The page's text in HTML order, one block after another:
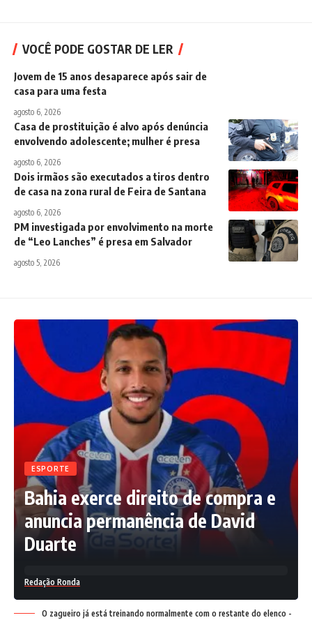
VOCÊ PODE GOSTAR DE LER
Jovem de 15 anos desaparece após sair de
casa para uma festa
agosto 6, 2026
Casa de prostituição é alvo após denúncia
envolvendo adolescente; mulher é presa
agosto 6, 2026
Dois irmãos são executados a tiros dentro
de casa na zona rural de Feira de Santana
agosto 6, 2026
PM investigada por envolvimento na morte
de “Leo Lanches” é presa em Salvador
agosto 5, 2026
ESPORTE
Bahia exerce direito de compra e
anuncia permanência de David
Duarte
Redação Ronda
O zagueiro já está treinando normalmente com o restante do elenco -